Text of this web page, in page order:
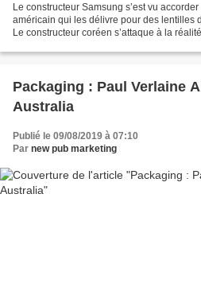
Le constructeur Samsung s’est vu
américain qui les délivre pour des lentilles
Le constructeur coréen s’attaque à la
Packaging : Paul Verlaine
Australia
Publié le 09/08/2019 à 07:10
Par new pub marketing